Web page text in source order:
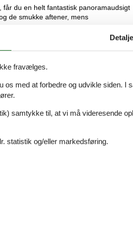
du en helt fantastisk panoramaudsigt
de smukke aftener, mens
saml familien omkring bålstedet med
benyttes fra maj til oktober).Den
direkte fra terrassen.
og naturskønne omgivelser – helt
og gå direkte ned i Storebælts
udsigt over vandet og mod
og der er kort afstand til de hyggelige
fravælges.
med at forbedre og udvikle siden. I
samtykke til, at vi må videresende
statistik og/eller markedsføring.